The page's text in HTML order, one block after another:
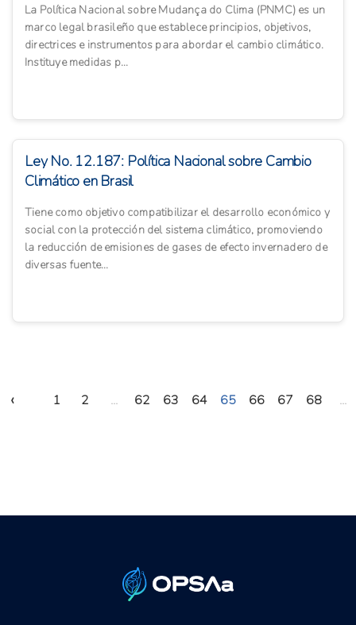
La Política Nacional sobre Mudança do Clima (PNMC) es un
marco legal brasileño que establece principios, objetivos,
directrices e instrumentos para abordar el cambio climático.
Instituye medidas p...
Ley No. 12.187: Política Nacional sobre Cambio
Climático en Brasil
Tiene como objetivo compatibilizar el desarrollo económico y
social con la protección del sistema climático, promoviendo
la reducción de emisiones de gases de efecto invernadero de
diversas fuente...
‹ 1 2 ... 62 63 64 65 66 67 68 ...